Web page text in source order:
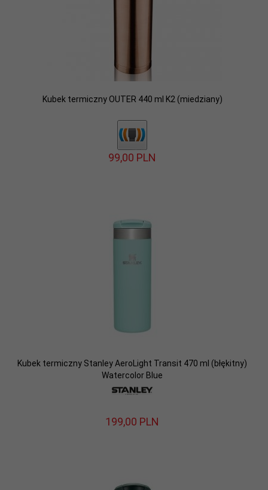
Kubek termiczny OUTER 440 ml K2 (miedziany)
99,00 PLN
Kubek termiczny Stanley AeroLight Transit 470 ml (błękitny)
Watercolor Blue
199,00 PLN